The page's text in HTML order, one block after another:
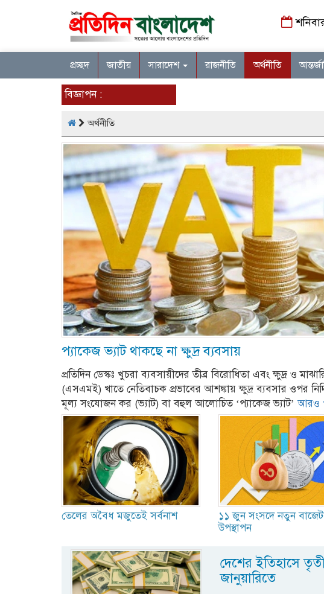
প্রচ্ছদ জাতীয় সারাদেশ রাজনীতি অর্থনীতি
বিজ্ঞাপন :
অর্থনীতি
প্যাকেজ ভ্যাট থাকছে না ক্ষুদ্র ব্যবসায়
প্রতিদিন ডেস্কঃ খুচরা ব্যবসায়ীদের তীব্র বিরোধিতা এবং ক্ষুদ্র ও
(এসএমই) খাতে নেতিবাচক প্রভাবের আশঙ্কায় ক্ষুদ্র ব্যবসার ওপর
মূল্য সংযোজন কর (ভ্যাট) বা বহুল আলোচিত ‘প্যাকেজ ভ্যাট’আরও
তেলের অবৈধ মজুতেই সর্বনাশ
১১ জুন সংসদে নতুন বাজেট
উপস্থাপন
দেশের ইতিহাসে
জানুয়ারিতে